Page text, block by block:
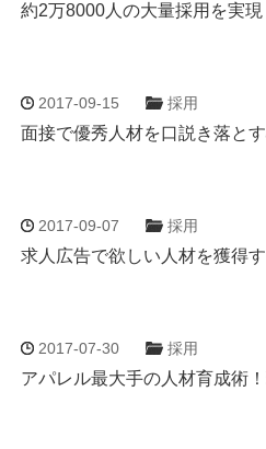
約2万8000人の大量採用を実
2017-09-15 採用
面接で優秀人材を口説き落と
2017-09-07 採用
求人広告で欲しい人材を獲得
2017-07-30 採用
アパレル最大手の人材育成術